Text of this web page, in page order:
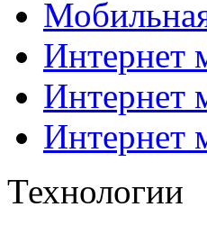
Интернет
Интернет
Интернет
Технологии